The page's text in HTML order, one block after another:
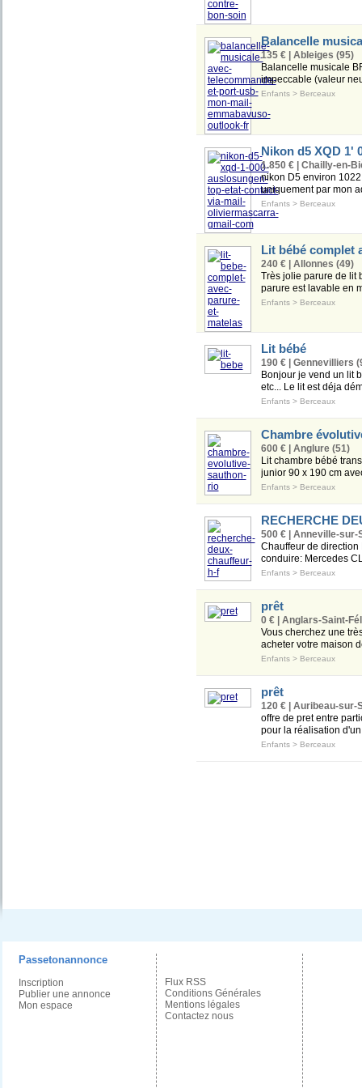
Balancelle
135 € | Ableiges (95)
Balancelle musicale
impeccable (valeur
Enfants> Berceaux
Nikon d5 XQD 1'
1.850 € | Chailly-en-
nikon D5 environ
uniquement par mon
Enfants> Berceaux
Lit bébé complet
240 € | Allonnes (49)
Très jolie parure de lit
parure est lavable en
Enfants> Berceaux
Lit bébé
190 € | Gennevilliers
Bonjour je vend un lit
etc... Le lit est déja
Enfants> Berceaux
Chambre
600 € | Anglure (51)
Lit chambre bébé
junior 90 x 190 cm
Enfants> Berceaux
RECHERCHE
500 € | Anneville-sur-
Chauffeur de
conduire: Mercedes
Enfants> Berceaux
prêt
0 € | Anglars-Saint-
Vous cherchez une
acheter votre maison
Enfants> Berceaux
prêt
120 € | Auribeau-sur-
offre de pret entre
pour la réalisation
Enfants> Berceaux
Passetonannonce
Inscription
Publier une annonce
Mon espace
Flux RSS
Conditions Générales
Mentions légales
Contactez nous